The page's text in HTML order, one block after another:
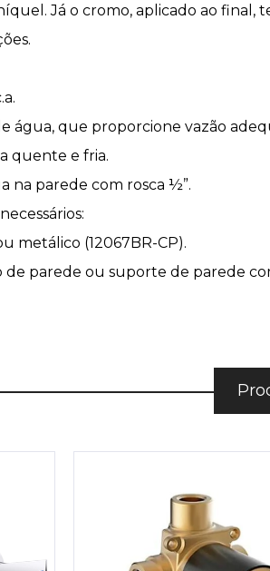
Já o cromo, aplicado ao
água, que proporcione vazão
quente e fria.
na parede com rosca ½”.
metálico (12067BR-CP).
de parede ou suporte de parede